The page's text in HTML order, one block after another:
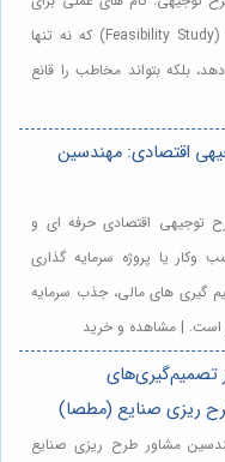
موفقیت در راه اندازی کسب و کار 🚀 (Feasibility Study) که نه تنها
بلکه بتواند مخاطب را قانع
اقتصادی: مهندسین
توجیهی اقتصادی حرفه ای و
یا پروژه سرمایه گذاری
های مالی، جذب سرمایه
است. | مشاهده و خرید
تصمیم‌گیری‌های
ریزی صنایع (مطصا)
مشاور طرح ریزی صنایع